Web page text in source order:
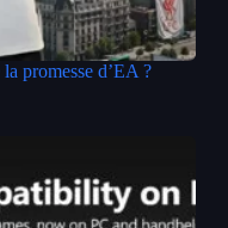
promesse d’EA ?